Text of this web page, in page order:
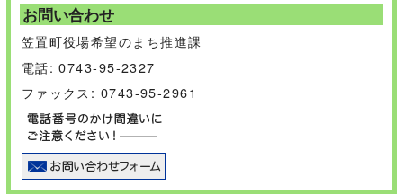
お問い合わせ
笠置町役場希望のまち推進課
電話: 0743-95-2327
ファックス: 0743-95-2961